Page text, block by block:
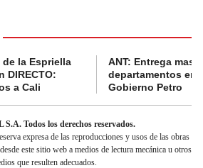
la Espriella
DIRECTO:
a Cali
ANT: Entrega
departamentos en
Gobierno Petro
Todos los derechos reservados.
expresa de las reproducciones y usos de las obras
este sitio web a medios de lectura mecánica u otros
que resulten adecuados.